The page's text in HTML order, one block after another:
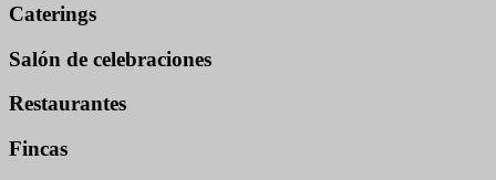
Caterings
Salón de celebraciones
Restaurantes
Fincas